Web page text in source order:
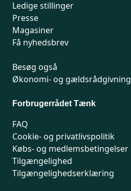
Ledige stillinger
Presse
Magasiner
Få nyhedsbrev
Besøg også
Økonomi- og gældsrådgivning
Forbrugerrådet Tænk
FAQ
Cookie- og privatlivspolitik
Købs- og medlemsbetingelser
Tilgængelighed
Tilgængelighedserklæring